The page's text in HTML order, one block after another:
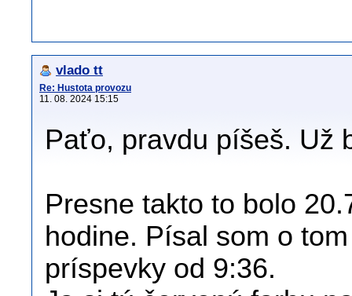
vlado tt
Re: Hustota provozu
11. 08. 2024 15:15
Paťo, pravdu píšeš. Už
Presne takto to bolo
hodine. Písal som o
príspevky od 9:36.